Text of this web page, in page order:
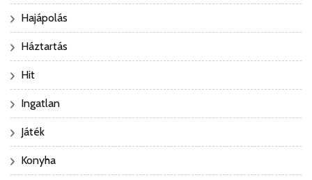
Hajápolás
Háztartás
Hit
Ingatlan
Játék
Konyha